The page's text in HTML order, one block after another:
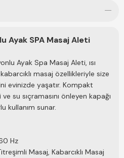
Ayak SPA Masaj Aleti
Ayak Spa Masaj Aleti, ısı
masaj özellikleriyle size
evinizde yaşatır. Kompakt
su sıçramasını önleyen kapağı
kullanım sunar.
Hz
Masaj, Kabarcıklı Masaj